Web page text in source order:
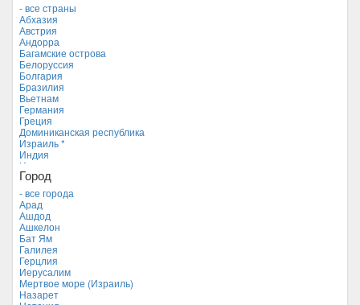
- все страны
Абхазия
Австрия
Андорра
Багамские острова
Белоруссия
Болгария
Бразилия
Вьетнам
Германия
Греция
Доминиканская республика
Израиль *
Индия
Индонезия
Иордания
Италия
Камбоджа
Кипр
Куба
Мальдивские острова
Мальта
Новая Зеландия
Объединенные Арабские Эмираты
Перу
Россия
Город
- все города
Арад
Ашдод
Ашкелон
Бат Ям
Галилея
Герцлия
Иерусалим
Мертвое море (Израиль)
Назарет